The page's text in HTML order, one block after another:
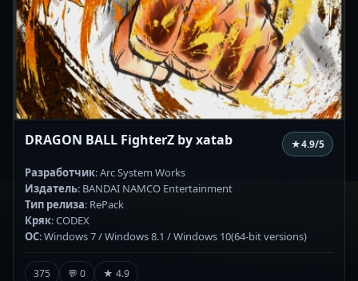
DRAGON BALL FighterZ by xatab ★4.9/5
Разработчик: Arc System Works
Издатель: BANDAI NAMCO Entertainment
Тип релиза: RePack
Кряк: CODEX
ОС: Windows 7 / Windows 8.1 / Windows 10(64-bit versions)
375 💬 0 ★ 4.9